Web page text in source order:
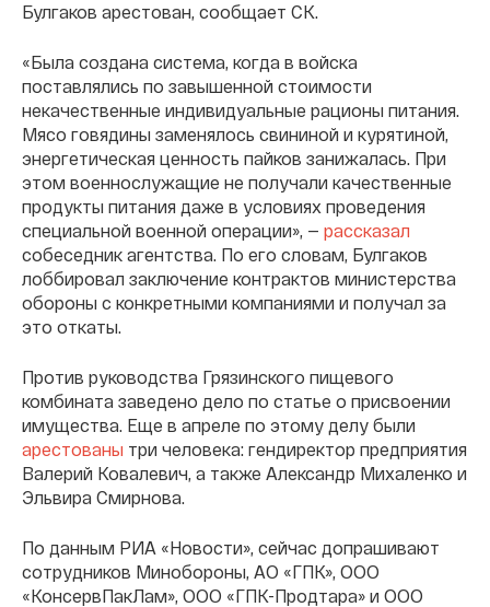
Булгаков арестован, сообщает СК.
«Была создана система, когда в войска
поставлялись по завышенной стоимости
некачественные индивидуальные рационы питания.
Мясо говядины заменялось свининой и курятиной,
энергетическая ценность пайков занижалась. При
этом военнослужащие не получали качественные
продукты питания даже в условиях проведения
специальной военной операции», — рассказал
собеседник агентства. По его словам, Булгаков
лоббировал заключение контрактов министерства
обороны с конкретными компаниями и получал за
это откаты.
Против руководства Грязинского пищевого
комбината заведено дело по статье о присвоении
имущества. Еще в апреле по этому делу были
арестованы три человека: гендиректор предприятия
Валерий Ковалевич, а также Александр Михаленко и
Эльвира Смирнова.
По данным РИА «Новости», сейчас допрашивают
сотрудников Минобороны, АО «ГПК», ООО
«КонсервПакЛам», ООО «ГПК-Продтара» и ООО